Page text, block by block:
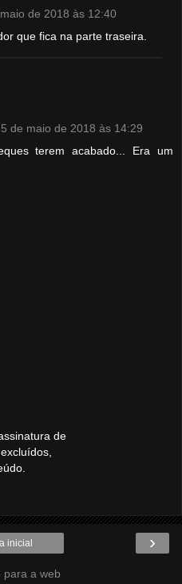
de 2018 às 12:40
que fica na parte traseira.
5 de maio de 2018 às 14:29
terem acabado... Era um
de
›
inicial
para a web